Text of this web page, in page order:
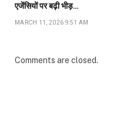
एजेंसियों पर बढ़ी भीड़…
MARCH 11, 2026 9:51 AM
Comments are closed.